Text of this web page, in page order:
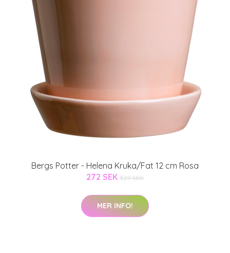
Bergs Potter - Helena Kruka/Fat 12 cm Rosa
272 SEK 329 SEK
MER INFO!